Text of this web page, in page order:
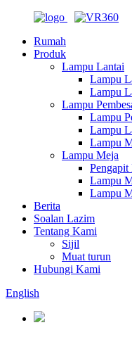
Rumah
Produk
Lampu Lantai
Lampu
Lampu
Lampu
Lampu
Lampu
Lampu
Lampu Meja
Pengapit
Lampu
Lampu
Berita
Soalan Lazim
Tentang Kami
Sijil
Muat turun
Hubungi Kami
English